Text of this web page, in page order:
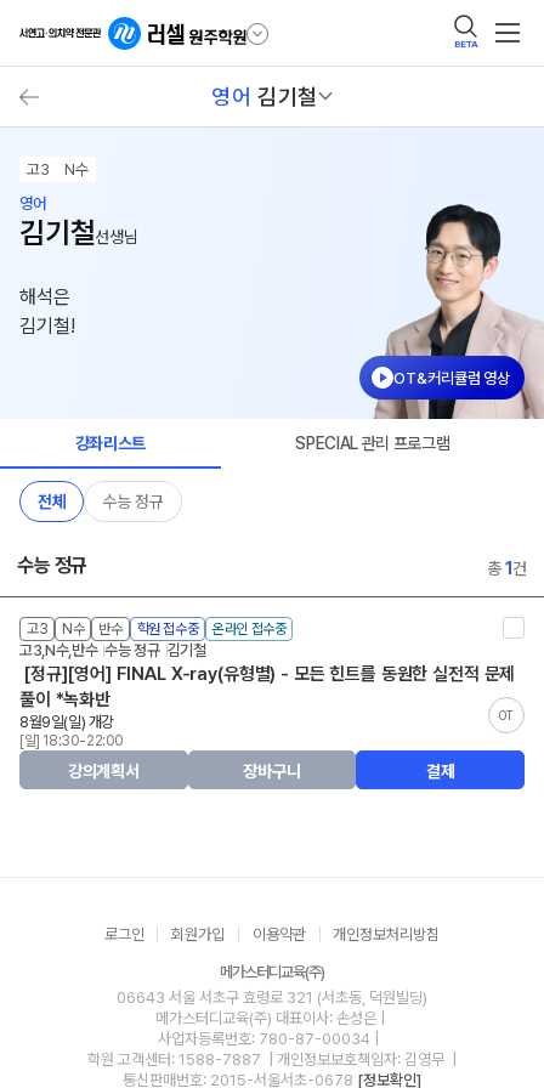
BETA
영어 김기철
고3
N수
영어
김기철선생님
해석은
김기철!
OT&커리큘럼 영상
강좌리스트 SPECIAL 관리 프로그램
전체 수능 정규
수능 정규 총1 건
고3 N수 반수 학원 접수중 온라인 접수중
고3,N수,반수 수능 정규 김기철
[정규][영어] FINAL X-ray(유형별) - 모든 힌트를 동원한 실전적 문제
풀이 *녹화반
OT
8월9일(일) 개강
[일] 18:30-22:00
강의계획서 장바구니 결제
로그인 회원가입 이용약관 개인정보처리방침
메가스터디교육(주)
06643 서울 서초구 효령로 321 (서초동, 덕원빌딩)
메가스터디교육(주) 대표이사: 손성은 |
사업자등록번호: 780-87-00034
학원 고객센터: 1588-7887
| 개인정보보호책임자: 김영무
통신판매번호: 2015-서울서초-0678 [정보확인]